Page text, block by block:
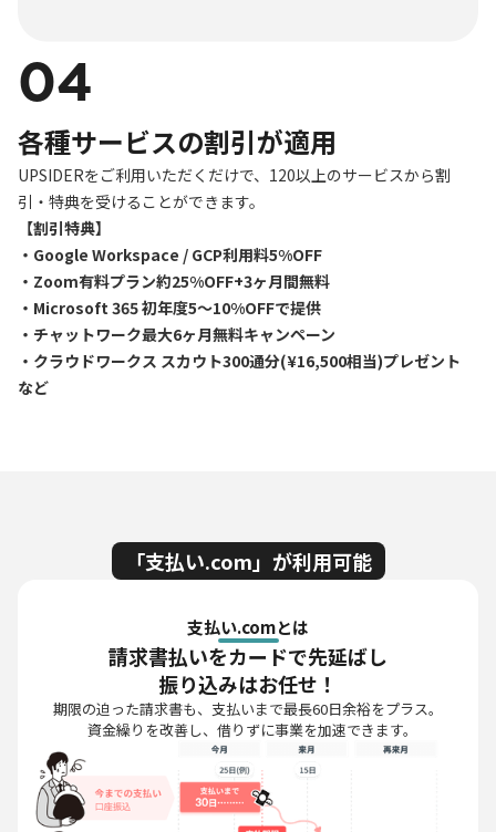
04
各種サービスの割引が適用
UPSIDERをご利用いただくだけで、120以上のサービスから割
引・特典を受けることができます。
【割引特典】
・Google Workspace / GCP利用料5%OFF
・Zoom有料プラン約25%OFF+3ヶ月間無料
・Microsoft 365 初年度5〜10%OFFで提供
・チャットワーク最大6ヶ月無料キャンペーン
・クラウドワークス スカウト300通分(¥16,500相当)プレゼント
など
「支払い.com」が利用可能
支払い.comとは
請求書払いをカードで先延ばし
振り込みはお任せ！
期限の迫った請求書も、支払いまで最長60日余裕をプラス。
資金繰りを改善し、借りずに事業を加速できます。